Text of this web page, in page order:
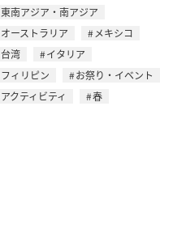
東南アジア・南アジア
オーストラリア
メキシコ
台湾
イタリア
フィリピン
お祭り・イベント
アクティビティ
春